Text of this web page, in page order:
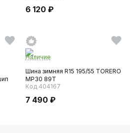
6 120 ₽
Наличие
Шина зимняя R15 195/55 TORERO
MP30 89T
Код 404167
7 490 ₽